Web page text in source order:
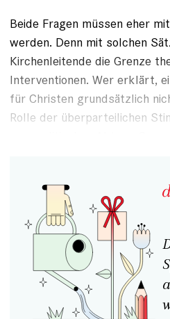
Beide Fragen müssen eher
werden. Denn mit solchen
Kirchenleitende die Grenze
Interventionen. Wer erklärt,
für Christen grundsätzlich
Rolle der überparteilichen